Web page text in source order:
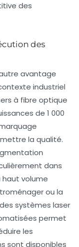
des
des
avantage
industriel
à fibre optique
de 1 000
la qualité.
dans
volume
ou la
systèmes laser
permet
les
sont disponibles